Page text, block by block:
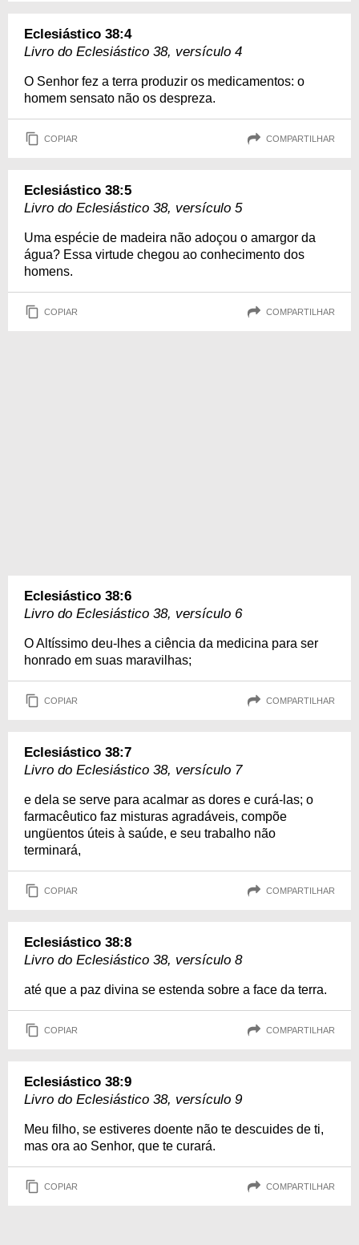
Eclesiástico 38:4
Livro do Eclesiástico 38, versículo 4
O Senhor fez a terra produzir os medicamentos: o
homem sensato não os despreza.
COPIAR COMPARTILHAR
Eclesiástico 38:5
Livro do Eclesiástico 38, versículo 5
Uma espécie de madeira não adoçou o amargor da
água? Essa virtude chegou ao conhecimento dos
homens.
COPIAR COMPARTILHAR
Eclesiástico 38:6
Livro do Eclesiástico 38, versículo 6
O Altíssimo deu-lhes a ciência da medicina para ser
honrado em suas maravilhas;
COPIAR COMPARTILHAR
Eclesiástico 38:7
Livro do Eclesiástico 38, versículo 7
e dela se serve para acalmar as dores e curá-las; o
farmacêutico faz misturas agradáveis, compõe
ungüentos úteis à saúde, e seu trabalho não
terminará,
COPIAR COMPARTILHAR
Eclesiástico 38:8
Livro do Eclesiástico 38, versículo 8
até que a paz divina se estenda sobre a face da terra.
COPIAR COMPARTILHAR
Eclesiástico 38:9
Livro do Eclesiástico 38, versículo 9
Meu filho, se estiveres doente não te descuides de ti,
mas ora ao Senhor, que te curará.
COPIAR COMPARTILHAR